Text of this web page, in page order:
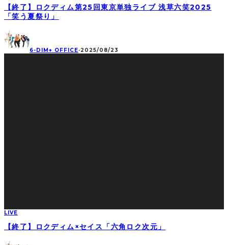
【終了】ロクディム第25回東京単独ライブ 浅草六笑2025
「笑う夏祭り」
6-DIM+ OFFICE·2025/08/23
LIVE
【終了】ロクディム×セイス「六角ロク次元」